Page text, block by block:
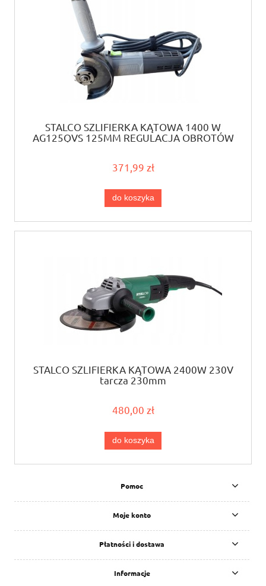
STALCO SZLIFIERKA KĄTOWA 1400 W
AG125QVS 125MM REGULACJA OBROTÓW
371,99 zł
do koszyka
STALCO SZLIFIERKA KĄTOWA 2400W 230V
tarcza 230mm
480,00 zł
do koszyka
Pomoc
Moje konto
Płatności i dostawa
Informacje